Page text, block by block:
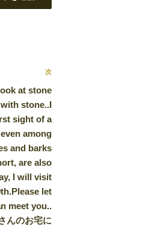
次
の
投
稿
次
at stone
stone..I
sight of a
among
and barks
are also
I will visit
let
meet you..
んのお宅に